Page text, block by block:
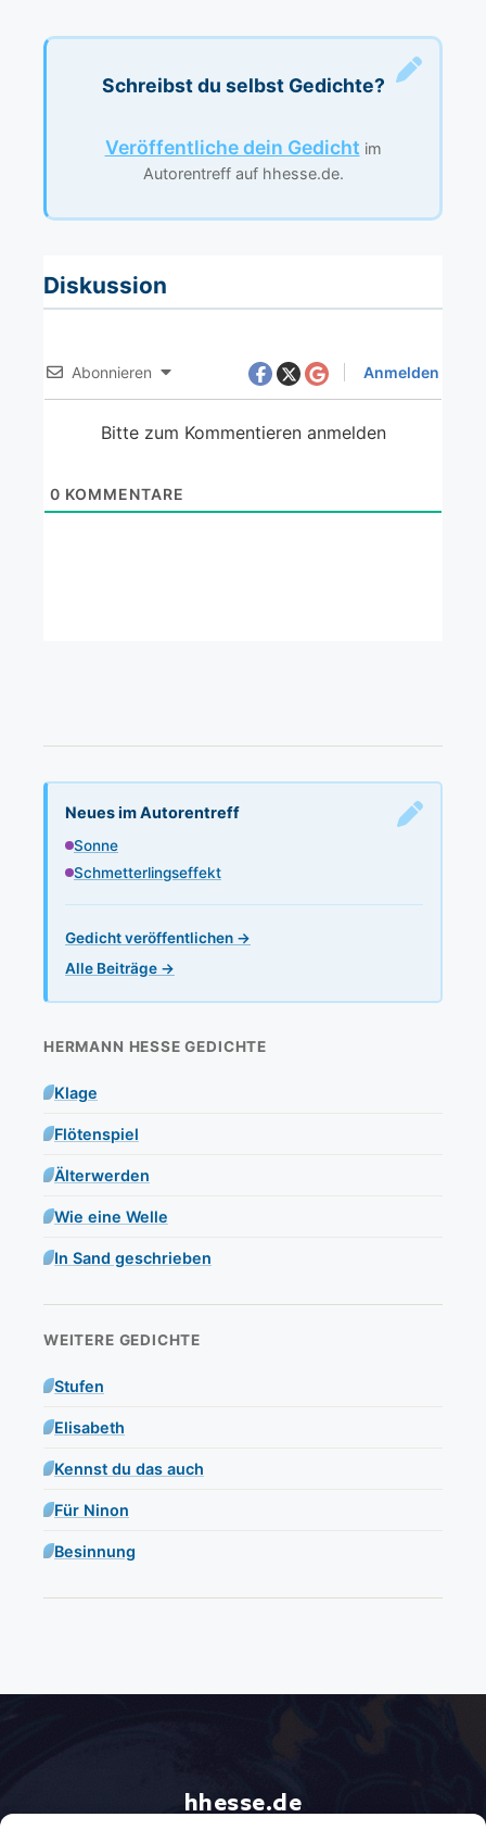
Schreibst du selbst Gedichte?
Veröffentliche dein Gedicht im
Autorentreff auf hhesse.de.
Diskussion
Abonnieren Anmelden
Bitte zum Kommentieren anmelden
0 KOMMENTARE
Neues im Autorentreff
Sonne
Schmetterlingseffekt
Gedicht veröffentlichen →
Alle Beiträge →
HERMANN HESSE GEDICHTE
Klage
Flötenspiel
Älterwerden
Wie eine Welle
In Sand geschrieben
WEITERE GEDICHTE
Stufen
Elisabeth
Kennst du das auch
Für Ninon
Besinnung
hhesse.de